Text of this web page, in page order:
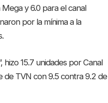
y 6.0 para el canal
por la mínima a la
hizo 15.7 unidades por Canal
de TVN con 9.5 contra 9.2 de